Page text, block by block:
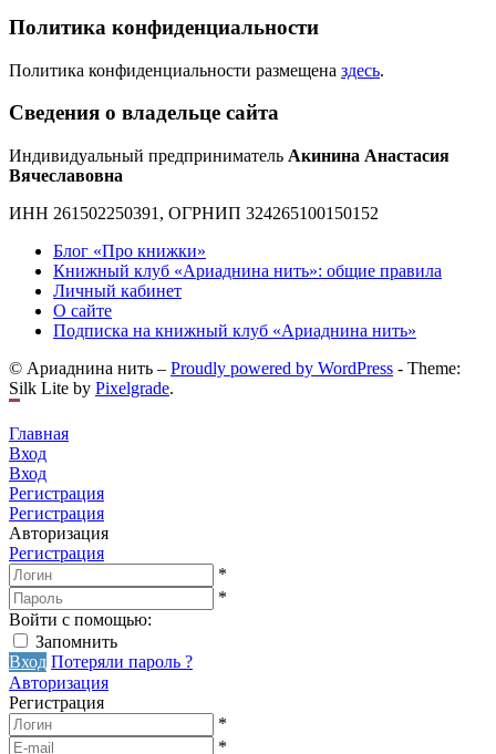
Политика конфиденциальности
Политика конфиденциальности размещена здесь.
Сведения о владельце сайта
Индивидуальный предприниматель Акинина Анастасия
Вячеславовна
ИНН 261502250391, ОГРНИП 324265100150152
Блог «Про книжки»
Книжный клуб «Ариаднина нить»: общие правила
Личный кабинет
О сайте
Подписка на книжный клуб «Ариаднина нить»
© Ариаднина нить – Proudly powered by WordPress - Theme:
Silk Lite by Pixelgrade.
Главная
Вход
Вход
Регистрация
Регистрация
Авторизация
Регистрация
*
*
Войти с помощью:
Запомнить
Вход Потеряли пароль ?
Авторизация
Регистрация
*
*